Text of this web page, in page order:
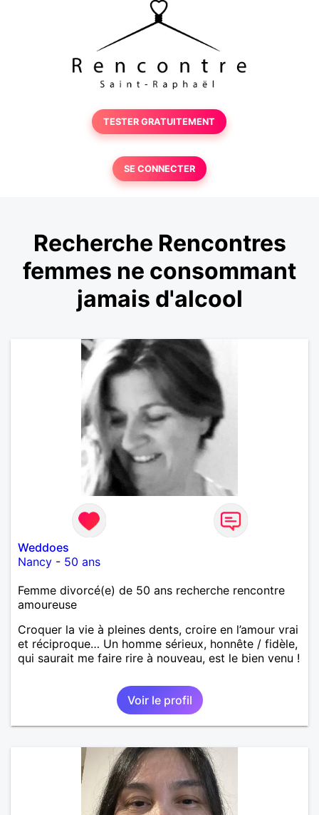
TESTER GRATUITEMENT
SE CONNECTER
Recherche Rencontres
femmes ne consommant
jamais d'alcool
Weddoes
Nancy - 50 ans
Femme divorcé(e) de 50 ans recherche rencontre
amoureuse
Croquer la vie à pleines dents, croire en l’amour vrai
et réciproque… Un homme sérieux, honnête / fidèle,
qui saurait me faire rire à nouveau, est le bien venu !
Voir le profil